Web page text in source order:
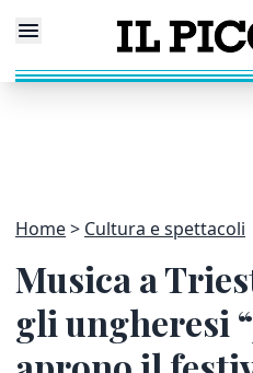
Home Cultura e spettacoli
Musica a
gli ungheresi